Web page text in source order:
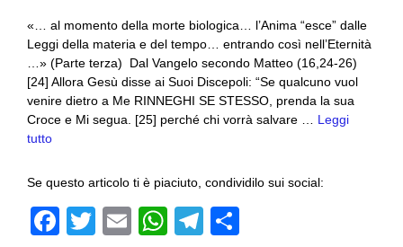
«… al momento della morte biologica… l’Anima “esce” dalle
Leggi della materia e del tempo… entrando così nell’Eternità
…» (Parte terza) Dal Vangelo secondo Matteo (16,24-26)
[24] Allora Gesù disse ai Suoi Discepoli: “Se qualcuno vuol
venire dietro a Me RINNEGHI SE STESSO, prenda la sua
Croce e Mi segua. [25] perché chi vorrà salvare … Leggi
tutto
Se questo articolo ti è piaciuto, condividilo sui social:
F
T
E
W T